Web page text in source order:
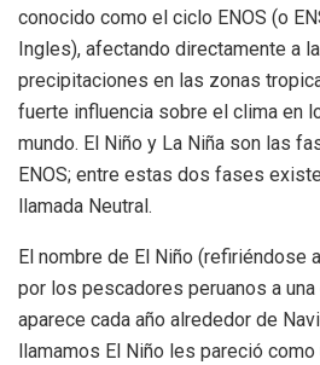
conocido como el ciclo ENOS (o
Ingles), afectando directamente a
precipitaciones en las zonas
fuerte influencia sobre el clima en
mundo. El Niño y La Niña son las
ENOS; entre estas dos fases
llamada Neutral.
El nombre de El Niño (refiriéndose
por los pescadores peruanos a
aparece cada año alrededor de
llamamos El Niño les pareció